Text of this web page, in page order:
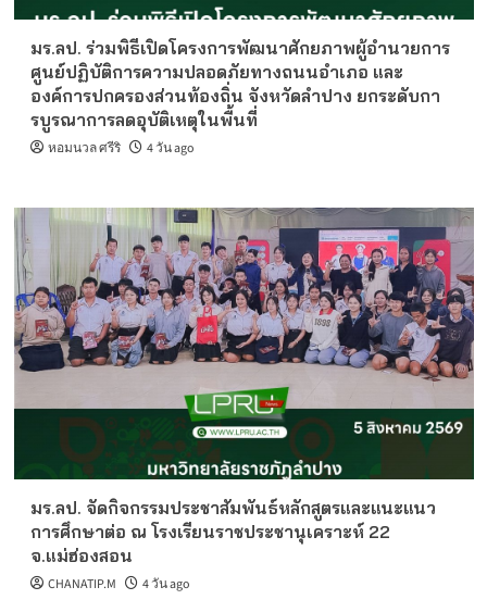
มร.ลป. ร่วมพิธีเปิดโครงการพัฒนาศักยภาพผู้อำนวยการ
ศูนย์ปฏิบัติการความปลอดภัยทางถนนอำเภอ และ
องค์การปกครองส่วนท้องถิ่น จังหวัดลำปาง ยกระดับกา
รบูรณาการลดอุบัติเหตุในพื้นที่
หอมนวล ศรีริ 4 วัน ago
มร.ลป. จัดกิจกรรมประชาสัมพันธ์หลักสูตรและแนะแนว
การศึกษาต่อ ณ โรงเรียนราชประชานุเคราะห์ 22
จ.แม่ฮ่องสอน
CHANATIP.M 4 วัน ago